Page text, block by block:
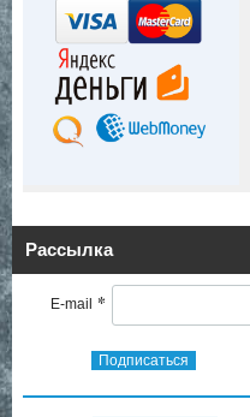
Рассылка
E-mail *
Подписаться